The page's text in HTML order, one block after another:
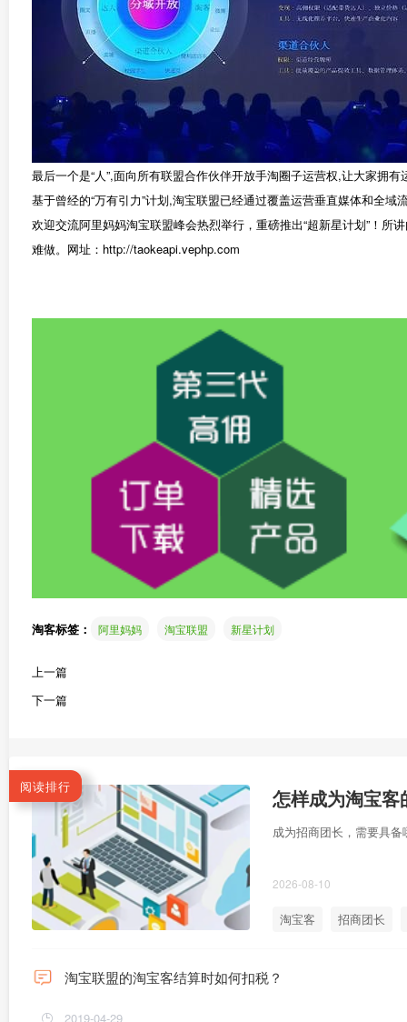
最后一个是“人”,面向所有联盟合作伙伴开放手淘圈子运营权,让大家拥
基于曾经的“万有引力”计划,淘宝联盟已经通过覆盖运营垂直媒体和全
欢迎交流阿里妈妈淘宝联盟峰会热烈举行，重磅推出“超新星计划”！所
难做。网址：http://taokeapi.vephp.com
淘客标签： 阿里妈妈 淘宝联盟 新星计划
上一篇
下一篇
阅读排行 怎样成为淘宝
成为招商团长，需要具备
2026-08-10
淘宝客 招商团长
淘宝联盟的淘宝客结算时如何扣税？
2019-04-29